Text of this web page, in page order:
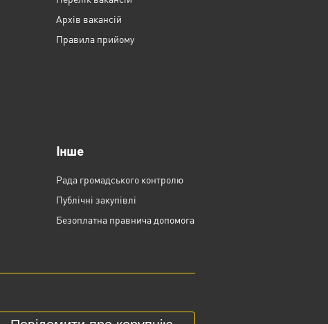
Архів вакансій
Правила прийому
Інше
Рада громадського контролю
Публічні закупівлі
Безоплатна правнича допомога